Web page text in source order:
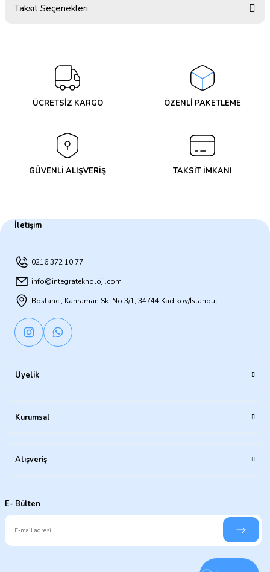
Taksit Seçenekleri
ÜCRETSİZ KARGO ÖZENLİ PAKETLEME
GÜVENLİ ALIŞVERİŞ TAKSİT İMKANI
İletişim
0216 372 10 77
info@integrateknoloji.com
Bostancı, Kahraman Sk. No:3/1, 34744 Kadıköy/İstanbul
Üyelik
Kurumsal
Alışveriş
E- Bülten